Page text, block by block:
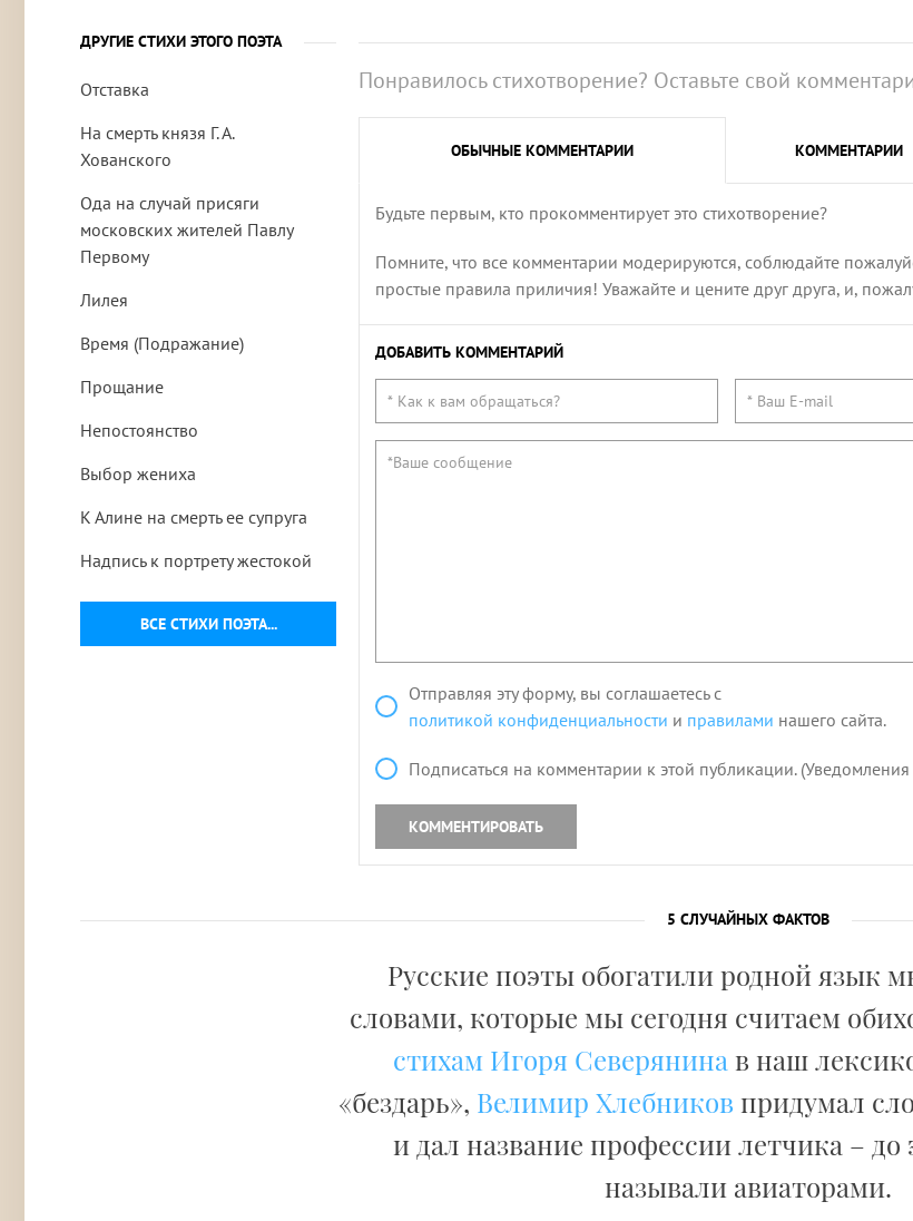
ДРУГИЕ СТИХИ ЭТОГО ПОЭТА
ВСЕ СТИХИ ПОЭТА...
Отставка
На смерть князя Г. А.
Хованского
Ода на случай присяги
московских жителей Павлу
Первому
Лилея
Время (Подражание)
Прощание
Непостоянство
Выбор жениха
К Алине на смерть ее супруга
Надпись к портрету жестокой
Понравилось стихотворение? Оставьте свой
ОБЫЧНЫЕ КОММЕНТАРИИ КОММЕНТАРИИ
Будьте первым, кто прокомментирует это стихотворение?
Помните, что все комментарии модерируются, соблюдайте
простые правила приличия! Уважайте и цените друг друга, и,
ДОБАВИТЬ КОММЕНТАРИЙ
Отправляя эту форму, вы соглашаетесь с
политикой конфиденциальности и правилами нашего сайта.
Подписаться на комментарии к этой публикации.
КОММЕНТИРОВАТЬ
5 СЛУЧАЙНЫХ ФАКТОВ
Русские поэты обогатили родной язык
словами, которые мы сегодня считаем
стихам Игоря Северянина в наш
«бездарь», Велимир Хлебников придумал
и дал название профессии летчика – до
называли авиаторами.